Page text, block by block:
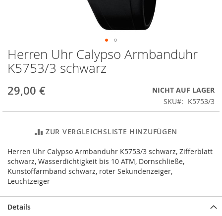
Zum
Anfang
der
springen
Herren Uhr Calypso Armbanduhr
K5753/3 schwarz
29,00 €
NICHT AUF LAGER
SKU
K5753/3
ZUR VERGLEICHSLISTE HINZUFÜGEN
Herren Uhr Calypso Armbanduhr K5753/3 schwarz, Zifferblatt
schwarz, Wasserdichtigkeit bis 10 ATM, Dornschließe,
Kunstoffarmband schwarz, roter Sekundenzeiger,
Leuchtzeiger
Details